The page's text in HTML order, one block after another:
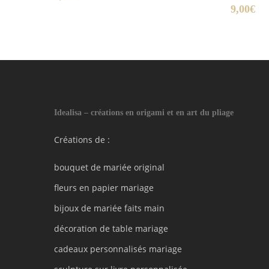
9,00€
Idealisa – créations en origami et en art du pliage
Créations de :
bouquet de mariée original
fleurs en papier mariage
bijoux de mariée faits main
décoration de table mariage
cadeaux personnalisés mariage